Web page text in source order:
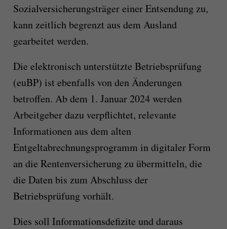
Sozialversicherungsträger einer Entsendung zu,
kann zeitlich begrenzt aus dem Ausland
gearbeitet werden.
Die elektronisch unterstützte Betriebsprüfung
(euBP) ist ebenfalls von den Änderungen
betroffen. Ab dem 1. Januar 2024 werden
Arbeitgeber dazu verpflichtet, relevante
Informationen aus dem alten
Entgeltabrechnungsprogramm in digitaler Form
an die Rentenversicherung zu übermitteln, die
die Daten bis zum Abschluss der
Betriebsprüfung vorhält.
Dies soll Informationsdefizite und daraus